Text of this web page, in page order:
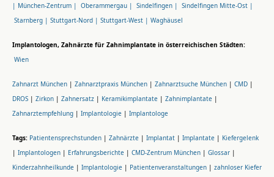
| München-Zentrum | Oberammergau | Sindelfingen | Sindelfingen Mitte-Ost |
Starnberg | Stuttgart-Nord | Stuttgart-West | Waghäusel
Implantologen, Zahnärzte für Zahnimplantate in österreichischen Städten:
Wien
Zahnarzt München | Zahnarztpraxis München | Zahnarztsuche München | CMD |
DROS | Zirkon | Zahnersatz | Keramikimplantate | Zahnimplantate |
Zahnarztempfehlung | Implantologie | Implantologe
Tags: Patientensprechstunden | Zahnärzte | Implantat | Implantate | Kiefergelenk
| Implantologen | Erfahrungsberichte | CMD-Zentrum München | Glossar |
Kinderzahnheilkunde | Implantologie | Patientenveranstaltungen | zahnloser Kiefer